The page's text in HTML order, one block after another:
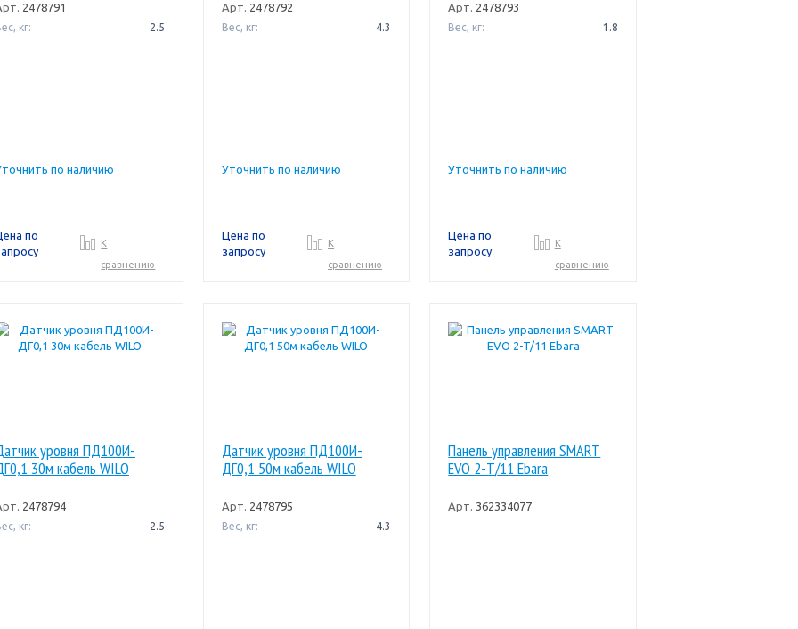
2478791
кг: 2.5
по наличию
по
К
сравнению
Арт. 2478792
Вес, кг: 4.3
Уточнить по наличию
Цена по
запросу
К
сравнению
Арт. 2478793
Вес, кг: 1.8
Уточнить по наличию
Цена по
запросу
К
сравнению
уровня ПД100И-
30м кабель WILO
2478794
кг: 2.5
Датчик уровня ПД100И-
ДГ0,1 50м кабель WILO
Арт. 2478795
Вес, кг: 4.3
Панель управления SMART
EVO 2-T/11 Ebara
Арт. 362334077